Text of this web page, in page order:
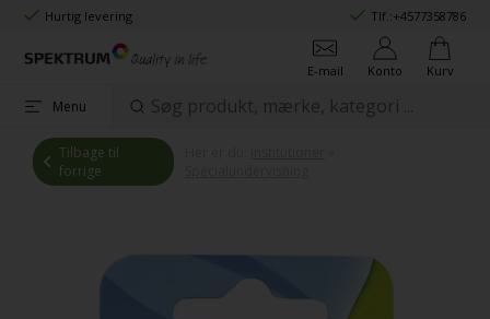
Hurtig levering Tlf.:+4577358786
E-mail Konto Kurv
Menu
Tilbage til
forrige